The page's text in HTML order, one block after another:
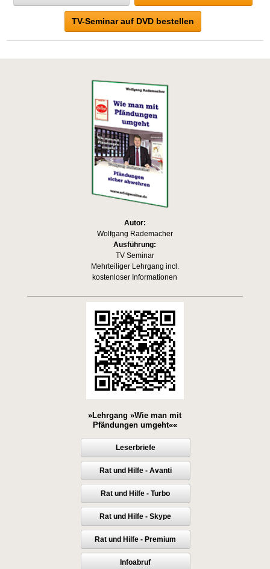
TV-Seminar auf DVD bestellen
Autor:
Wolfgang Rademacher
Ausführung:
TV Seminar
Mehrteiliger Lehrgang incl.
kostenloser Informationen
»Lehrgang »Wie man mit
Pfändungen umgeht««
Leserbriefe
Rat und Hilfe - Avanti
Rat und Hilfe - Turbo
Rat und Hilfe - Skype
Rat und Hilfe - Premium
Infoabruf